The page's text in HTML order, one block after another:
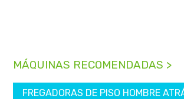
MÁQUINAS RECOMENDADAS >
FREGADORAS DE PISO HOMBRE